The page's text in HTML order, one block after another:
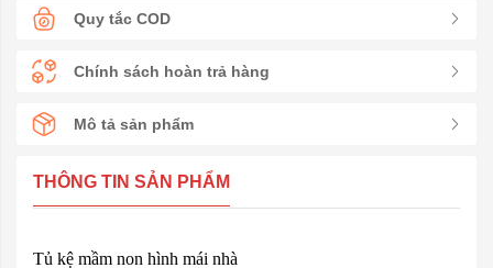
Quy tắc COD
Chính sách hoàn trả hàng
Mô tả sản phẩm
THÔNG TIN SẢN PHẨM
Tủ kệ mầm non hình mái nhà